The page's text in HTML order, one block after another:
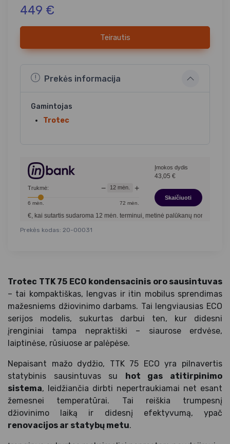
449 €
Teirautis
Prekės informacija
Gamintojas
Trotec
Trukmė: − 12 mėn. +
6 mėn. 72 mėn.
Įmokos dydis
43,05 €
Skaičiuoti
€, kai sutartis sudaroma12mėn. terminui, metinė palūkanų norma –13,90
Prekės kodas: 20-00031
Trotec TTK 75 ECO kondensacinis oro sausintuvas
– tai kompaktiškas, lengvas ir itin mobilus sprendimas
mažesniems džiovinimo darbams. Tai lengviausias ECO
serijos modelis, sukurtas darbui ten, kur didesni
įrenginiai tampa nepraktiški – siaurose erdvėse,
laiptinėse, rūsiuose ar palėpėse.
Nepaisant mažo dydžio, TTK 75 ECO yra pilnavertis
statybinis sausintuvas su
hot gas atitirpinimo
sistema, leidžiančia dirbti nepertraukiamai net esant
žemesnei temperatūrai. Tai reiškia trumpesnį
džiovinimo laiką ir didesnį efektyvumą, ypač
renovacijos ar statybų metu.